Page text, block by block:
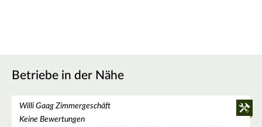
Betriebe in der Nähe
Willi Gaag Zimmergeschäft
Keine Bewertungen